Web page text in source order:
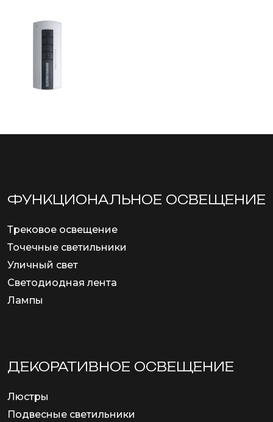
ФУНКЦИОНА­ЛЬНОЕ ОСВЕЩЕНИЕ
Трековое освещение
Точечные светильники
Уличный свет
Светодиодная лента
Лампы
ДЕКОРАТИВНОЕ ОСВЕЩЕНИЕ
Люстры
Подвесные светильники